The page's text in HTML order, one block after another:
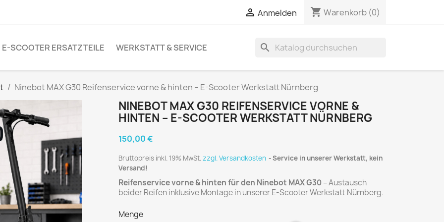
 Anmelden shopping_cart Warenkorb (0)
E-SCOOTER ERSATZTEILE WERKSTATT & SERVICE search
Ninebot MAX G30 Reifenservice vorne & hinten – E-Scooter Werkstatt Nürnberg
NINEBOT MAX G30 REIFENSERVICE VORNE &
HINTEN – E-SCOOTER WERKSTATT NÜRNBERG
150,00 €
Bruttopreis inkl. 19% MwSt. zzgl. Versandkosten
Service in unserer Werkstatt, kein
Versand!
Reifenservice vorne & hinten für den Ninebot MAX G30– Austausch
beider Reifen inklusive Montage in unserer E-Scooter Werkstatt Nürnberg.
Menge